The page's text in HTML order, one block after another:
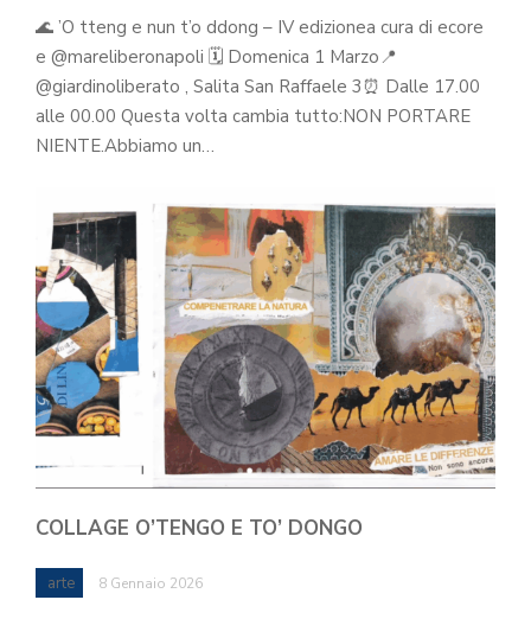
🌊 ’O tteng e nun t’o ddong – IV edizionea cura di ecore
e @mareliberonapoli 🗓 Domenica 1 Marzo📍
@giardinoliberato , Salita San Raffaele 3⏰ Dalle 17.00
alle 00.00 Questa volta cambia tutto:NON PORTARE
NIENTE.Abbiamo un…
COLLAGE O’TENGO E TO’ DONGO
arte 8 Gennaio 2026